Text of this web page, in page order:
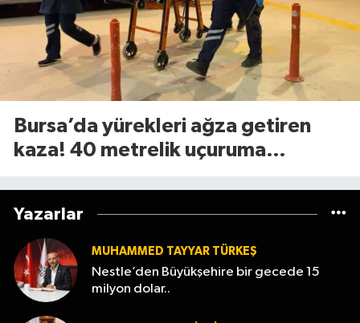
Bursa’da yürekleri ağza getiren
kaza! 40 metrelik uçuruma
Yazarlar
MUHAMMED TAYYAR TÜRKEŞ
Nestle’den Büyükşehire bir gecede 15
milyon dolar..